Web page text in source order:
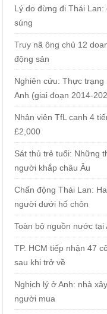
Lý do đừng đi Thái
súng
Truy nã ông chủ 12
động sản
Nghiên cứu: Thực
Anh (giai đoạn 2014-
Nhân viên TfL canh 4
£2,000
Sát thủ trẻ tuổi: Những
người khắp châu Âu
Chấn động Thái Lan:
người dưới hố chôn
Toàn bộ nguồn nước
TP. HCM tiếp nhận 47
sau khi trở về
Nghịch lý ở Anh: nhà
người mua